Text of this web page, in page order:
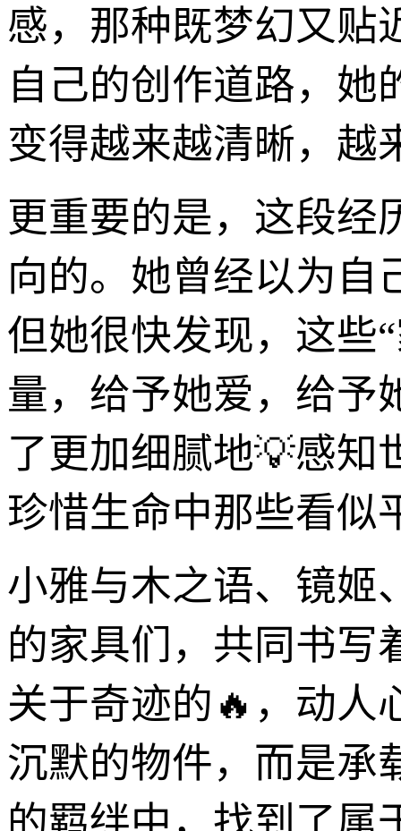
感，那种既梦幻又贴
自己的创作道路，她
变得越来越清晰，越
更重要的是，这段经
向的。她曾经以为自
但她很快发现，这些
量，给予她爱，给予
了更加细腻地💡感知
珍惜生命中那些看似
小雅与木之语、镜姬
的家具们，共同书写
关于奇迹的🔥，动人
沉默的物件，而是承